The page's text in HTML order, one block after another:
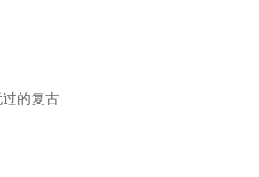
的复古